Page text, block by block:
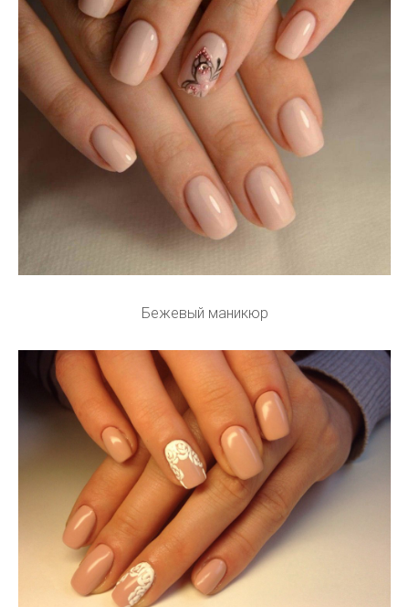
Бежевый маникюр